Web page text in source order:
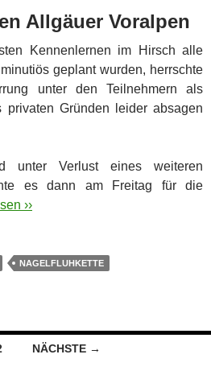
Allgäuer Voralpen
Kennenlernen im Hirsch alle
geplant wurden, herrschte
unter den Teilnehmern als
privaten Gründen leider absagen
unter Verlust eines weiteren
es dann am Freitag für die
››
NAGELFLUHKETTE
NÄCHSTE →